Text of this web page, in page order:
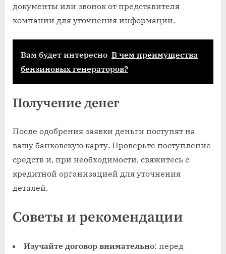
документы или звонок от представителя
компании для уточнения информации.
Вам будет интересно В чем преимущества
бензиновых генераторов?
Получение денег
После одобрения заявки деньги поступят на
вашу банковскую карту. Проверьте поступление
средств и, при необходимости, свяжитесь с
кредитной организацией для уточнения
деталей.
Советы и рекомендации
Изучайте договор внимательно: перед